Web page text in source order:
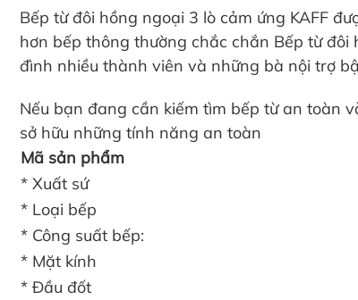
Bếp từ đôi hồng ngoại 3 lò cảm ứng KAFF
hơn bếp thông thường chắc chắn Bếp từ
đình nhiều thành viên và những bà nội trợ
Nếu bạn đang cần kiếm tìm bếp từ an toàn
sở hữu những tính năng an toàn
Mã sản phẩm
* Xuất sứ
* Loại bếp
* Công suất bếp:
* Mặt kính
* Đầu đốt